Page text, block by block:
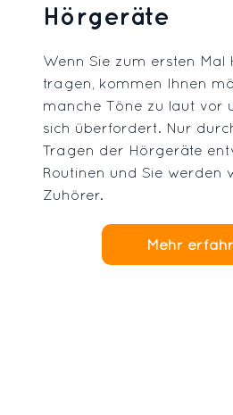
Hörgeräte
Wenn Sie zum ersten Mal
tragen, kommen Ihnen
manche Töne zu laut vor
sich überfordert. Nur
Tragen der Hörgeräte
Routinen und Sie werden
Zuhörer.
Mehr